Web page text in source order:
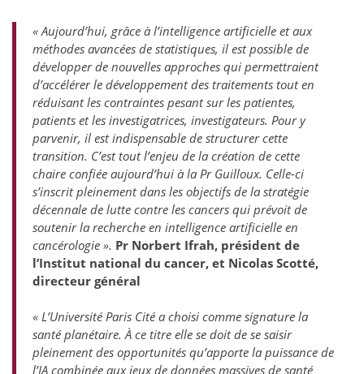
« Aujourd’hui, grâce à l’intelligence artificielle et aux
méthodes avancées de statistiques, il est possible de
développer de nouvelles approches qui permettraient
d’accélérer le développement des traitements tout en
réduisant les contraintes pesant sur les patientes,
patients et les investigatrices, investigateurs. Pour y
parvenir, il est indispensable de structurer cette
transition. C’est tout l’enjeu de la création de cette
chaire confiée aujourd’hui à la Pr Guilloux. Celle-ci
s’inscrit pleinement dans les objectifs de la stratégie
décennale de lutte contre les cancers qui prévoit de
soutenir la recherche en intelligence artificielle en
cancérologie ». Pr Norbert Ifrah, président de
l’Institut national du cancer, et Nicolas Scotté,
directeur général
« L’Université Paris Cité a choisi comme signature la
santé planétaire. À ce titre elle se doit de se saisir
pleinement des opportunités qu’apporte la puissance de
l’IA combinée aux jeux de données massives de santé